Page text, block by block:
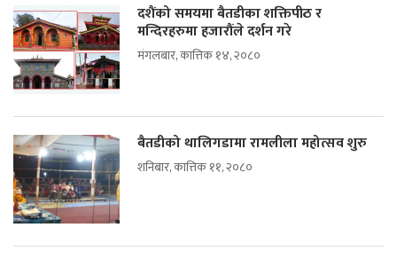
दशैंको समयमा बैतडीका शक्तिपीठ र
मन्दिरहरुमा हजारौंले दर्शन गरे
मंगलबार, कात्तिक १४, २०८०
बैतडीको थालिगडामा रामलीला महोत्सव शुरु
शनिबार, कात्तिक ११, २०८०